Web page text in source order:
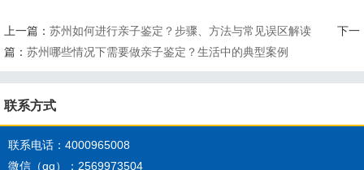
上一篇： 苏州如何进行亲子鉴定？步骤、方法与常见误区解读
下一
篇： 苏州哪些情况下需要做亲子鉴定？生活中的典型案例
联系方式
联系电话：4000965008
微信（qq）：2569973504